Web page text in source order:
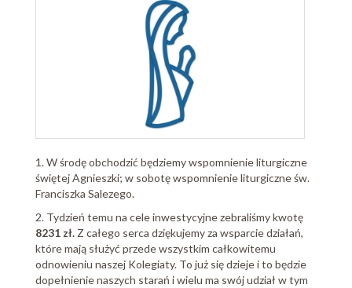
1. W środę obchodzić będziemy wspomnienie liturgiczne
świętej Agnieszki; w sobotę wspomnienie liturgiczne św.
Franciszka Salezego.
2. Tydzień temu na cele inwestycyjne zebraliśmy kwotę
8231 zł.Z całego serca dziękujemy za wsparcie działań,
które mają służyć przede wszystkim całkowitemu
odnowieniu naszej Kolegiaty. To już się dzieje i to będzie
dopełnienie naszych starań i wielu ma swój udział w tym